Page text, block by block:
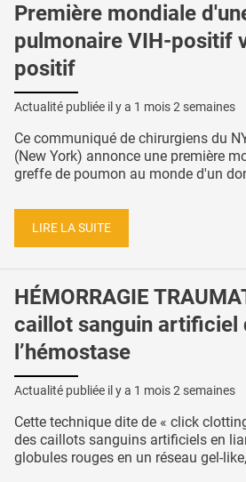
Première mondiale
pulmonaire VIH-positif
positif
Actualité publiée il y a 1 mois 2 semaines
Ce communiqué de chirurgiens du
(New York) annonce une première
greffe de poumon au monde d'un
LIRE LA SUITE
HÉMORRAGIE
caillot sanguin artificiel
l’hémostase
Actualité publiée il y a 1 mois 2 semaines
Cette technique dite de « click
des caillots sanguins artificiels en
globules rouges en un réseau gel-